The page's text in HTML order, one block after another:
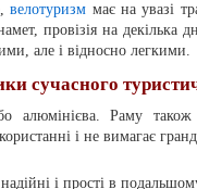
велотуризм має на увазі
провізія на декілька
але і відносно легкими.
сучасного
алюмінієва. Раму
і не вимагає
і прості в